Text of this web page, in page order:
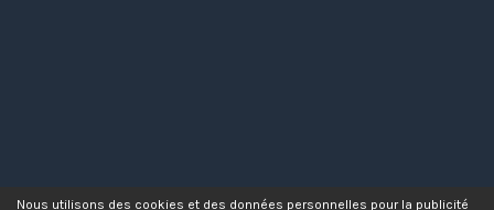
Nous utilisons des cookies et des données personnelles pour la publicité